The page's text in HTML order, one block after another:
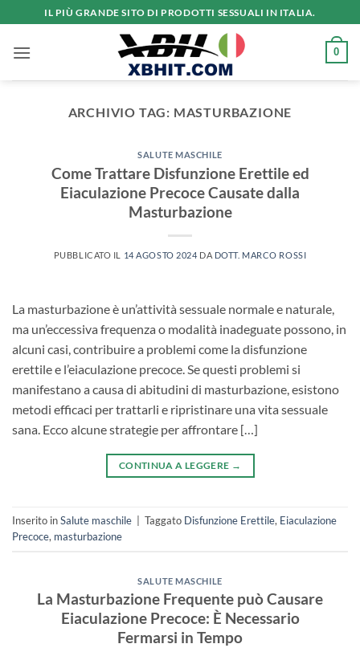
ai
contenuti
IL PIÙ GRANDE SITO DI PRODOTTI SESSUALI IN ITALIA.
0
ARCHIVIO TAG: MASTURBAZIONE
SALUTE MASCHILE
Come Trattare Disfunzione Erettile ed
Eiaculazione Precoce Causate dalla
Masturbazione
PUBBLICATO IL 14 AGOSTO 2024 DA DOTT. MARCO ROSSI
La masturbazione è un’attività sessuale normale e naturale,
ma un’eccessiva frequenza o modalità inadeguate possono, in
alcuni casi, contribuire a problemi come la disfunzione
erettile e l’eiaculazione precoce. Se questi problemi si
manifestano a causa di abitudini di masturbazione, esistono
metodi efficaci per trattarli e ripristinare una vita sessuale
sana. Ecco alcune strategie per affrontare […]
CONTINUA A LEGGERE →
Inserito inSalute maschile Taggato Disfunzione Erettile, Eiaculazione
Precoce, masturbazione
SALUTE MASCHILE
La Masturbazione Frequente può Causare
Eiaculazione Precoce: È Necessario
Fermarsi in Tempo